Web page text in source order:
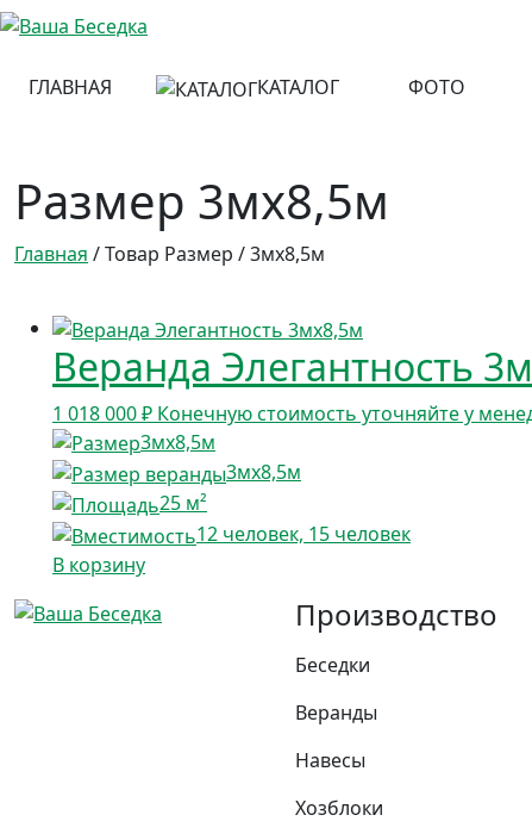
ГЛАВНАЯ КАТАЛОГ ФОТО
Размер 3мх8,5м
Главная / Товар Размер / 3мх8,5м
Веранда Элегантность
1 018 000₽ Конечную стоимость уточняйте у
3мх8,5м
3мх8,5м
25 м²
12 человек, 15 человек
В корзину
Производство
Беседки
Веранды
Навесы
Хозблоки